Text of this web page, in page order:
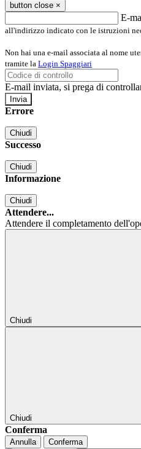
button close ×
E-
all'indirizzo indicato con le istruzioni
Non hai una e-mail associata al nome
tramite la Login Spaggiari
E-mail inviata, si prega di
Errore
Chiudi
Successo
Chiudi
Informazione
Chiudi
Attendere...
Attendere il completamento
Chiudi
Chiudi
Conferma
Annulla Conferma